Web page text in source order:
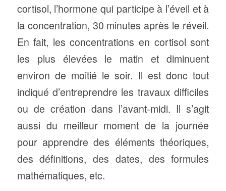
cortisol, l’hormone qui participe à l’éveil et à
la concentration, 30 minutes après le réveil.
En fait, les concentrations en cortisol sont
les plus élevées le matin et diminuent
environ de moitié le soir. Il est donc tout
indiqué d’entreprendre les travaux difficiles
ou de création dans l’avant-midi. Il s’agit
aussi du meilleur moment de la journée
pour apprendre des éléments théoriques,
des définitions, des dates, des formules
mathématiques, etc.